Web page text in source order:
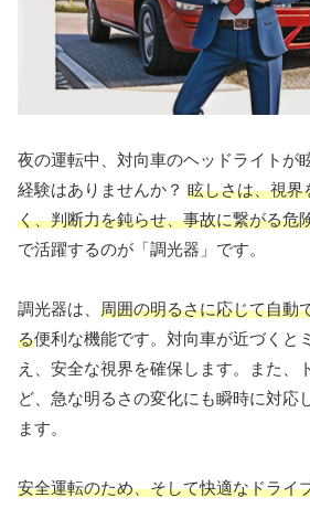
夜の運転中、対向車のヘッドライトが
経験はありませんか？ 眩しさは、視界
く、判断力を鈍らせ、事故に繋がる危
で活躍するのが「調光器」です。
調光器は、 周囲の明るさに応じて自動
る便利な機能です。対向車が近づくと
え、安全な視界を確保します。また、
ど、急な明るさの変化にも瞬時に対応
ます。
安全運転のため、そして快適なドライ